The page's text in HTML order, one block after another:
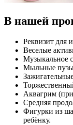
В нашей
Реквизит для
Веселые
Музыкальное
Мыльные
Аквагрим (при
Средняя
Фигурки из
ребёнку.